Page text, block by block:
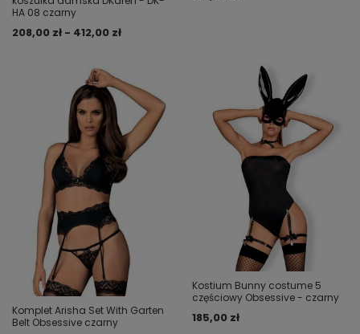
HA 08 czarny
208,00 zł - 412,00 zł
Komplet Arisha Set With Garten
Belt Obsessive czarny
Kostium Bunny costume 5
częściowy Obsessive - czarny
185,00 zł